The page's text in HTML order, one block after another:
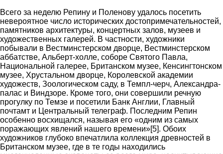
Всего за неделю Репину и Поленову удалось посетить
невероятное число исторических достопримечательностей,
памятников архитектуры, концертных залов, музеев и
художественных галерей. В частности, художники
побывали в Вестминстерском дворце, Вестминстерском
аббатстве, Альберт-холле, соборе Святого Павла,
Национальной галерее, Британском музее, Кенсингтонском
музее, Хрустальном дворце, Королевской академии
художеств, Зоологическом саду, в Темпл-черч, Александра-
палас и Виндзоре. Кроме того, они совершили речную
прогулку по Темзе и посетили Банк Англии, Главный
почтамт и Центральный телеграф. Последним Репин
особенно восхищался, называя его «одним из самых
поражающих явлений нашего времени»[5]. Обоих
художников глубоко впечатлила коллекция древностей в
Британском музее, где в те годы находились